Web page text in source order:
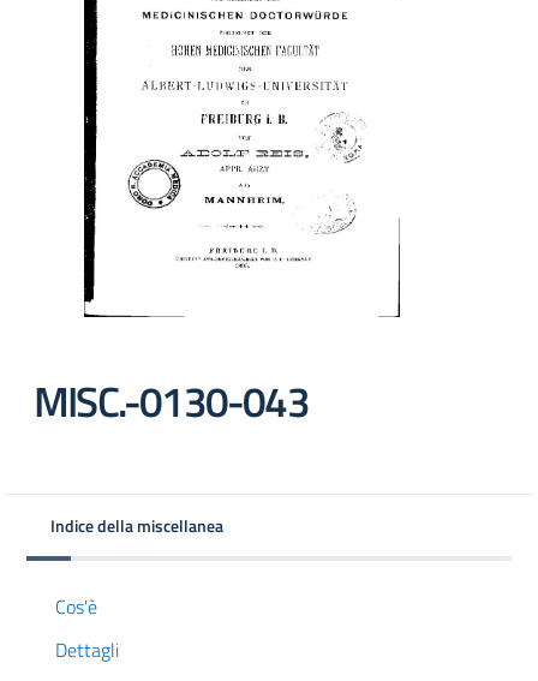
MISC.-0130-043
Indice della miscellanea
Cos'è
Dettagli